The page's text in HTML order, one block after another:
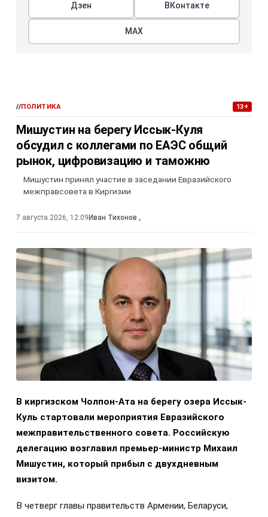
Дзен ВКонтакте
МАХ
//ПОЛИТИКА 13+
Мишустин на берегу Иссык-Куля
обсудил с коллегами по ЕАЭС общий
рынок, цифровизацию и таможню
Мишустин принял участие в заседании Евразийского
межправсовета в Киргизии
7 августа 2026, 12:09 Иван Тихонов ,
В киргизском Чолпон-Ата на берегу озера Иссык-
Куль стартовали мероприятия Евразийского
межправительственного совета. Российскую
делегацию возглавил премьер-министр Михаил
Мишустин, который прибыл с двухдневным
визитом.
В четверг главы правительств Армении, Беларуси,